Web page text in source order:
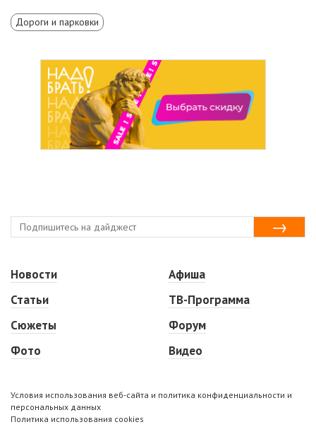
Дороги и парковки
Новости
Статьи
Сюжеты
Фото
Афиша
ТВ-Программа
Форум
Видео
Условия использования веб-сайта и политика конфиденциальности и
персональных данных
Политика использования cookies